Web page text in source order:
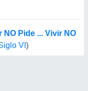
Pide ... Vivir NO
VI )